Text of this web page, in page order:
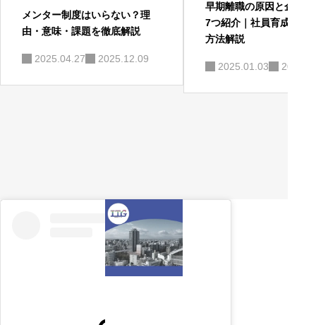
メンター制度はいらない？理
由・意味・課題を徹底解説
2025.04.27 2025.12.09
早期離職の原因と企業
7つ紹介｜社員育成と離
方法解説
2025.01.03